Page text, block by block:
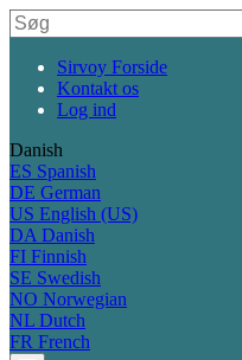
Sirvoy Forside
Kontakt os
Log ind
Danish
ES Spanish
DE German
US English (US)
DA Danish
FI Finnish
SE Swedish
NO Norwegian
NL Dutch
FR French